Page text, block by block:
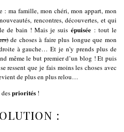
: ma famille, mon chéri, mon appart, mon
rencontres, découvertes, et qui
de bain ! Mais je suis épuisée: tout le
de choses à faire plus longue que mon
à gauche… Et je n’y prends plus de
même le but premier d’un blog ! Et puis
ressent que je fais moins les choses avec
de plus en plus relou…
priorités !
: